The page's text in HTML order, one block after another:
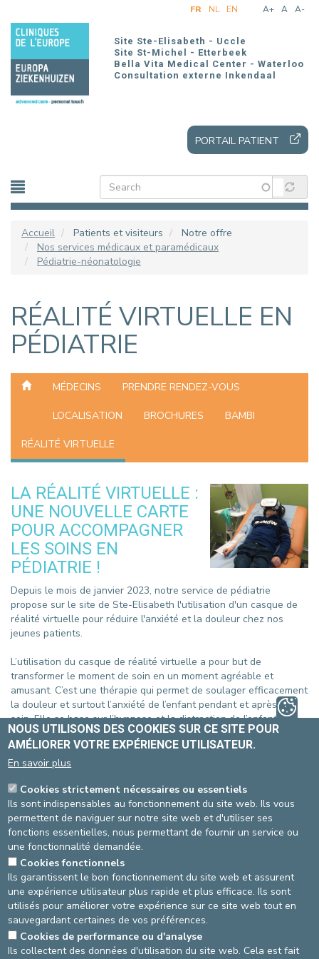
au
contenu
A+ A A-
FR NL EN
Site Ste-Elisabeth - Uccle
Site St-Michel - Etterbeek
Bella Vita Medical Center - Waterloo
Consultation externe Inkendaal
PORTAIL PATIENT
Accueil Patients et visiteurs
Notre offre
Nos services médicaux et paramédicaux
Pédiatrie-néonatologie
RÉALITÉ VIRTUELLE EN
PÉDIATRIE
MÉDECINS PRENDRE RENDEZ-VOUS
LOCALISATION BROCHURES BAMBI
RÉALITÉ VIRTUELLE
LA RÉALITÉ VIRTUELLE :
UNE NOUVELLE CARTE
POUR ACCOMPAGNER
LES SOINS EN
PÉDIATRIE !
Depuis le mois de janvier 2023, notre service de pédiatrie
propose sur le site de Ste-Elisabeth l'utilisation d'un casque de
réalité virtuelle pour réduire l'anxiété et la douleur chez nos
jeunes patients.
L’utilisation du casque de réalité virtuelle a pour but de
transformer le moment de soin en un moment agréable et
amusant. C’est une thérapie qui permet de soulager efficacement
la douleur et surtout l’anxiété de l’enfant pendant et après le
soin. Elle se base sur l’hypnose et la distraction de l’enfant. On
l’appelle également « sédation digitale ».
Les enfants vivent une expérience immersive dans un monde
jeunes patients et tous les contenus ont été validés par des
professionnels médicaux.
Ce système fonctionne particulièrement bien chez les enfants.
Les infirmières du service de pédiatrie constatent que, grâce à
cela, les patients et leurs parents sont moins stressés et plus
souriants. Tout se passe plus facilement et plus rapidement.
Les patients âgés de 6 ans ou plus peuvent profiter de ce
système pendant leur hospitalisation ou lors d'un passage au
Bambi pour une prise de sang ou tout autre prélèvement, le
retrait de sutures, soins de plaies etc.
NOUS UTILISONS DES COOKIES SUR CE SITE POUR
AMÉLIORER VOTRE EXPÉRIENCE UTILISATEUR.
En savoir plus
Cookies strictement nécessaires ou essentiels
Ils sont indispensables au fonctionnement du site web. Ils vous
permettent de naviguer sur notre site web et d'utiliser ses
fonctions essentielles, nous permettant de fournir un service ou
une fonctionnalité demandée.
Cookies fonctionnels
Ils garantissent le bon fonctionnement du site web et assurent
une expérience utilisateur plus rapide et plus efficace. Ils sont
utilisés pour améliorer votre expérience sur ce site web tout en
sauvegardant certaines de vos préférences.
Cookies de performance ou d'analyse
Ils collectent des données d'utilisation du site web. Cela est fait